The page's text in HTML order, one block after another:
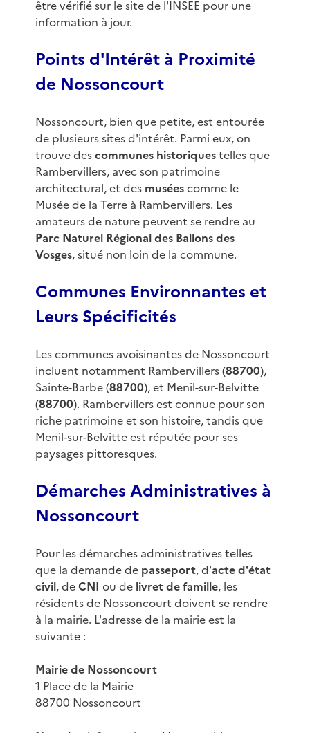
être vérifié sur le site de l'INSEE pour une
information à jour.
Points d'Intérêt à Proximité
de Nossoncourt
Nossoncourt, bien que petite, est entourée
de plusieurs sites d'intérêt. Parmi eux, on
trouve descommunes historiquestelles que
Rambervillers, avec son patrimoine
architectural, et des muséescomme le
Musée de la Terre à Rambervillers. Les
amateurs de nature peuvent se rendre au
Parc Naturel Régional des Ballons des
Vosges, situé non loin de la commune.
Communes Environnantes et
Leurs Spécificités
Les communes avoisinantes de Nossoncourt
incluent notamment Rambervillers (88700),
Sainte-Barbe (88700), et Menil-sur-Belvitte
(88700). Rambervillers est connue pour son
riche patrimoine et son histoire, tandis que
Menil-sur-Belvitte est réputée pour ses
paysages pittoresques.
Démarches Administratives à
Nossoncourt
Pour les démarches administratives telles
que la demande de passeport, d'acte d'état
civil, deCNI ou de livret de famille, les
résidents de Nossoncourt doivent se rendre
à la mairie. L'adresse de la mairie est la
suivante :
Mairie de Nossoncourt
1 Place de la Mairie
88700 Nossoncourt